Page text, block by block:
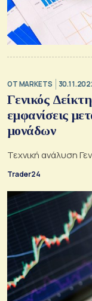
OT MARKETS
Γενικός
εμφανίσεις
μονάδων
Τεχνική ανάλυση
Trader24